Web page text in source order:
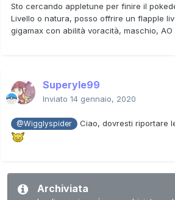
Sto cercando appletune per finire il
Livello o natura, posso offrire un flapple
gigamax con abilità voracità, maschio, AO
Superyle99
Inviato 14 gennaio, 2020
@Wigglyspider Ciao, dovresti riportare
Archiviata